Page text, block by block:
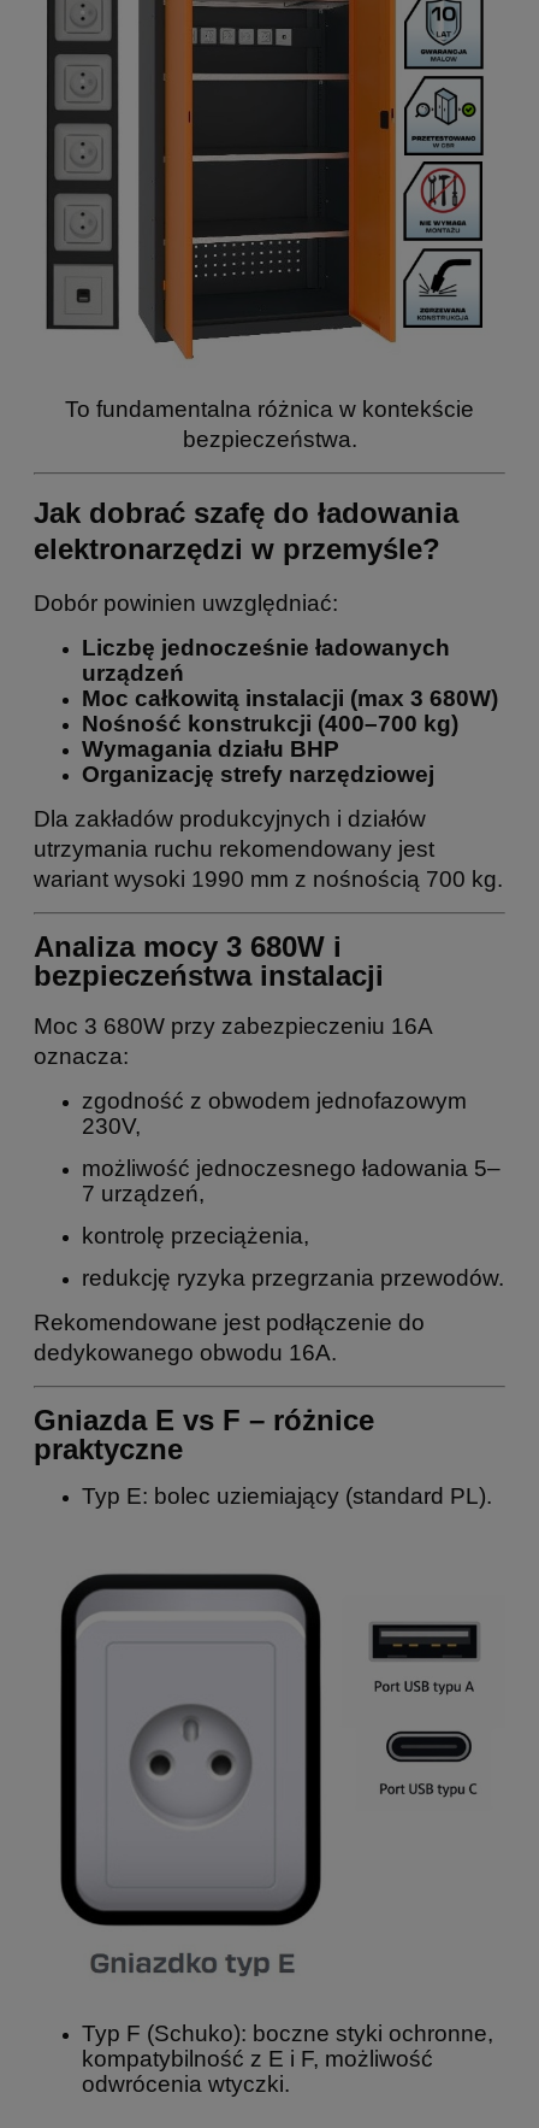
To fundamentalna różnica w kontekście
bezpieczeństwa.
Jak dobrać szafę do ładowania
elektronarzędzi w przemyśle?
Dobór powinien uwzględniać:
Liczbę jednocześnie ładowanych
urządzeń
Moc całkowitą instalacji (max 3 680W)
Nośność konstrukcji (400–700 kg)
Wymagania działu BHP
Organizację strefy narzędziowej
Dla zakładów produkcyjnych i działów
utrzymania ruchu rekomendowany jest
wariant wysoki 1990 mm z nośnością 700 kg.
Analiza mocy 3 680W i
bezpieczeństwa instalacji
Moc 3 680W przy zabezpieczeniu 16A
oznacza:
zgodność z obwodem jednofazowym
230V,
możliwość jednoczesnego ładowania 5–
7 urządzeń,
kontrolę przeciążenia,
redukcję ryzyka przegrzania przewodów.
Rekomendowane jest podłączenie do
dedykowanego obwodu 16A.
Gniazda E vs F – różnice
praktyczne
Typ E: bolec uziemiający (standard PL).
Typ F (Schuko): boczne styki ochronne,
kompatybilność z E i F, możliwość
odwrócenia wtyczki.